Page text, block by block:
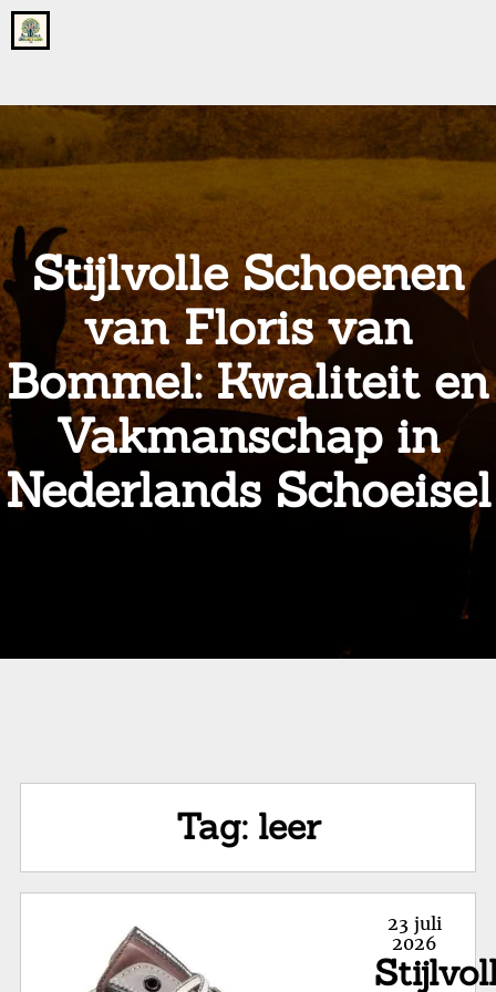
Go
to
page
onsgrotegezin.nl
Stijlvolle Schoenen
van Floris van
Bommel: Kwaliteit en
Vakmanschap in
Nederlands Schoeisel
Tag: leer
Posted
on
23 juli
2026